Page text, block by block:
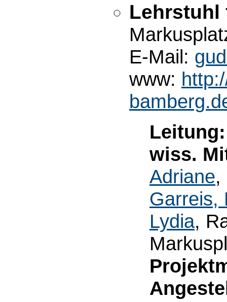
Lehrstuhl
E-Mail:
www:
Leitung:
wiss.
Adriane,
Garreis,
Lydia,